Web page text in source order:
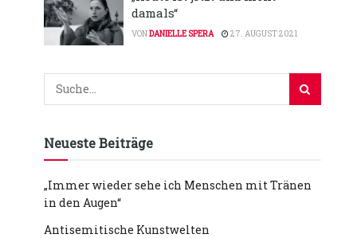
damals“
VONDANIELLE SPERA 27. AUGUST 2021
Neueste Beiträge
„Immer wieder sehe ich Menschen mit Tränen
in den Augen“
Antisemitische Kunstwelten